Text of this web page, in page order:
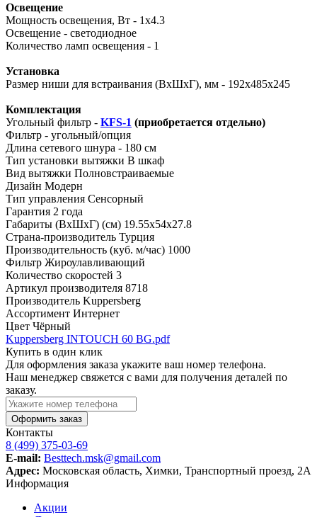
Освещение
Мощность освещения, Вт - 1x4.3
Освещение - светодиодное
Количество ламп освещения - 1
Установка
Размер ниши для встраивания (ВхШхГ), мм - 192х485х245
Комплектация
Угольный фильтр - KFS-1 (приобретается отдельно)
Фильтр - угольный/опция
Длина сетевого шнура - 180 см
Тип установки вытяжки В шкаф
Вид вытяжки Полновстраиваемые
Дизайн Модерн
Тип управления Сенсорный
Гарантия 2 года
Габариты (ВхШхГ) (см) 19.55х54х27.8
Страна-производитель Турция
Производительность (куб. м/час) 1000
Фильтр Жироулавливающий
Количество скоростей 3
Артикул производителя 8718
Производитель Kuppersberg
Ассортимент Интернет
Цвет Чёрный
Kuppersberg INTOUCH 60 BG.pdf
Купить в один клик
Для оформления заказа укажите ваш номер телефона.
Наш менеджер свяжется с вами для получения деталей по
заказу.
Оформить заказ
Контакты
8 (499) 375-03-69
E-mail: Besttech.msk@gmail.com
Адрес: Московская область, Химки, Транспортный проезд, 2А
Информация
Акции